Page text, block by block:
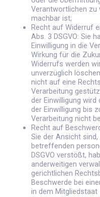
Verantwortlichen zu
machbar ist;
Recht auf Widerruf
Abs. 3 DSGVO: Sie
Einwilligung in die
Wirkung für die
Widerrufs werden
unverzüglich
nicht auf eine
Verarbeitung
der Einwilligung
der Einwilligung bis
Verarbeitung nicht
Recht auf
Sie der Ansicht
betreffenden
DSGVO verstößt,
anderweitigen
gerichtlichen
Beschwerde bei
in dem